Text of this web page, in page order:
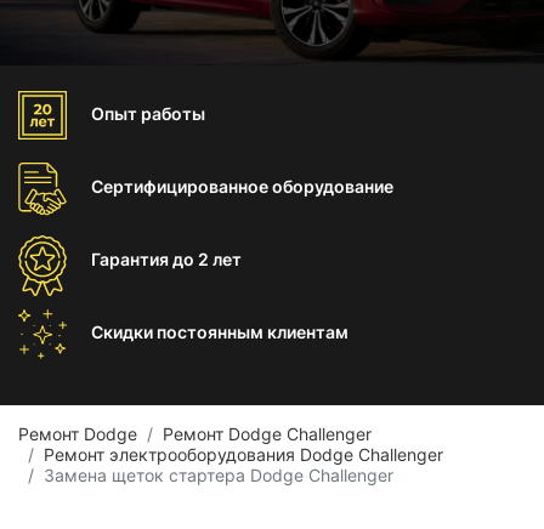
Опыт работы
Сертифицированноеоборудование
Гарантиядо 2 лет
Скидки постоянным клиентам
Ремонт Dodge
Ремонт Dodge Challenger
Ремонт электрооборудования Dodge Challenger
Замена щеток стартера Dodge Challenger